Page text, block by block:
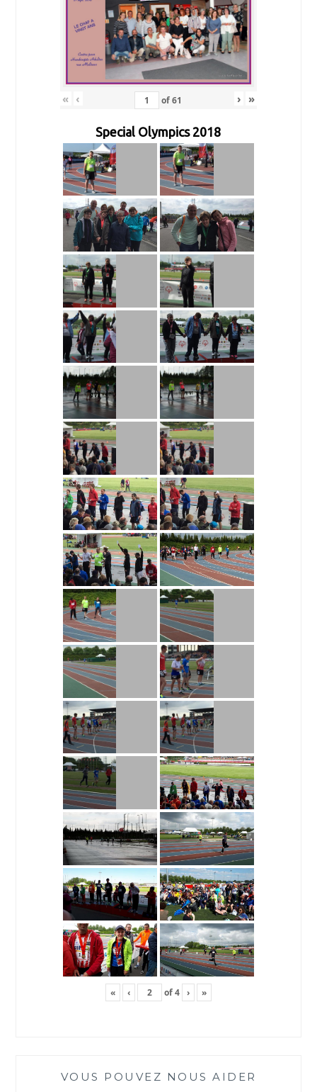
« ‹ of61 › »
Special Olympics 2018
« ‹ of4 › »
VOUS POUVEZ NOUS AIDER